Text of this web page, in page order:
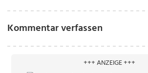
Kommentar verfassen
+++ ANZEIGE +++